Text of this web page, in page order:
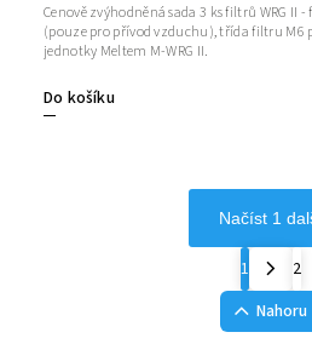
Do košíku
Cenově zvýhodněná sada 3 ks filtrů WRG
(pouze pro přívod vzduchu), třída filtru M6
jednotky Meltem M-WRG II.
Načíst 1
1
2
Nahoru